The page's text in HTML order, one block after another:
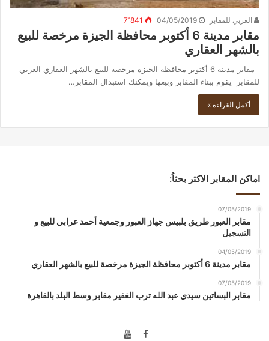
العربي للمقابر 04/05/2019 7٬841
مقابر مدينة 6 أكتوبر محافظة الجيزة مرخصة للبيع
بالشهر العقاري
مقابر مدينة 6 أكتوبر محافظة الجيزة مرخصة للبيع بالشهر العقاري العربي
للمقابر يقوم ببناء المقابر وبيعها ويمكنك استبدال المقابر…
أكمل القراءة »
اماكن المقابر الاكثر بحثاُ:
07/05/2019
مقابر العبور طريق بلبيس جهاز العبور وجمعية أحمد عرابي للبيع و
التسجيل
04/05/2019
مقابر مدينة 6 أكتوبر محافظة الجيزة مرخصة للبيع بالشهر العقاري
07/05/2019
مقابر البساتين سيدي عبد الله ترب الغفير مقابر وسط البلد بالقاهرة